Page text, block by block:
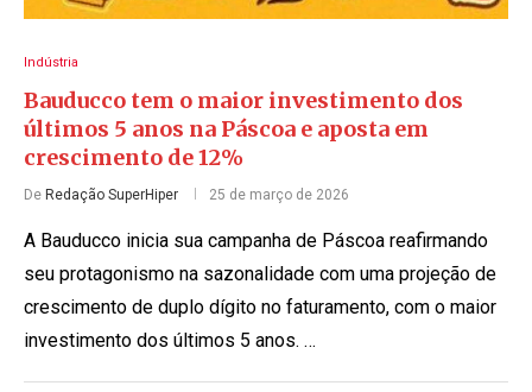
Indústria
Bauducco tem o maior investimento dos
últimos 5 anos na Páscoa e aposta em
crescimento de 12%
De Redação SuperHiper 25 de março de 2026
A Bauducco inicia sua campanha de Páscoa reafirmando
seu protagonismo na sazonalidade com uma projeção de
crescimento de duplo dígito no faturamento, com o maior
investimento dos últimos 5 anos. …